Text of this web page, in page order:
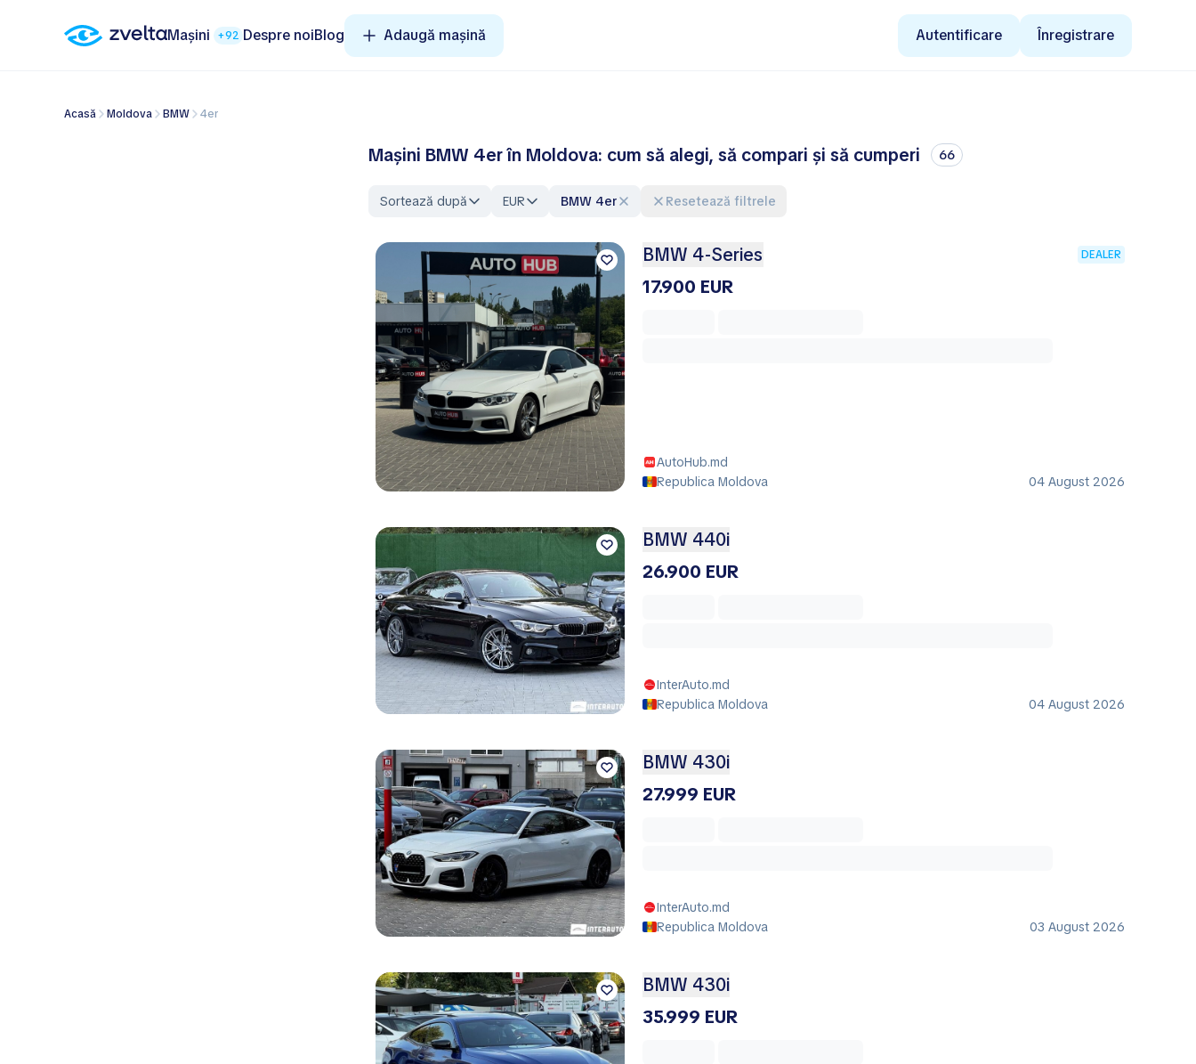
Mașini +92 Despre noiBlog Adaugă mașină Autentificare Înregistrare
Acasă Moldova BMW 4er
Mașini BMW 4er în Moldova: cum să alegi, să compari și să cumperi 66
Sortează după EUR BMW 4er Resetează filtrele
BMW 4-Series DEALER
17.900 EUR
AutoHub.md
Republica Moldova
04 August 2026
BMW 440i
26.900 EUR
InterAuto.md
Republica Moldova
04 August 2026
BMW 430i
27.999 EUR
InterAuto.md
Republica Moldova
03 August 2026
BMW 430i
35.999 EUR